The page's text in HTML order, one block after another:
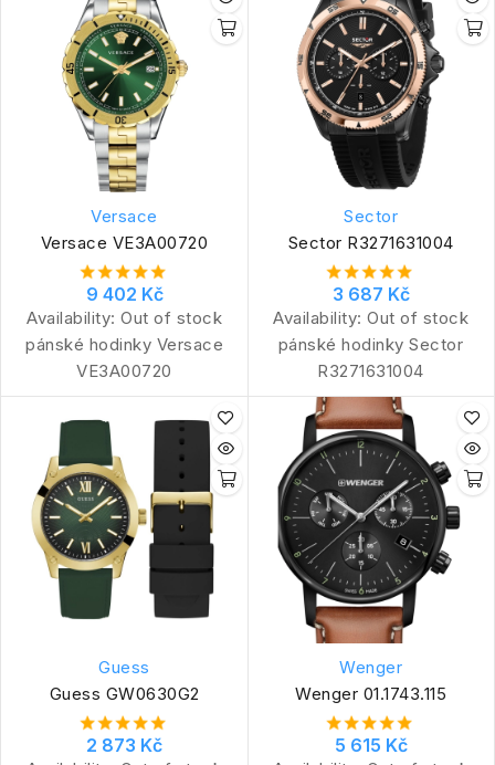
Versace
Versace VE3A00720
9 402 Kč
Availability: Out of stock
pánské hodinky Versace
VE3A00720
Sector
Sector R3271631004
3 687 Kč
Availability: Out of stock
pánské hodinky Sector
R3271631004
Guess
Guess GW0630G2
2 873 Kč
Wenger
Wenger 01.1743.115
5 615 Kč